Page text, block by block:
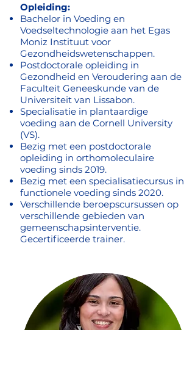
Opleiding:
Bachelor in Voeding en
Voedseltechnologie aan het Egas
Moniz Instituut voor
Gezondheidswetenschappen.
Postdoctorale opleiding in
Gezondheid en Veroudering aan de
Faculteit Geneeskunde van de
Universiteit van Lissabon.
Specialisatie in plantaardige
voeding aan de Cornell University
(VS).
Bezig met een postdoctorale
opleiding in orthomoleculaire
voeding sinds 2019.
Bezig met een specialisatiecursus in
functionele voeding sinds 2020.
Verschillende beroepscursussen op
verschillende gebieden van
gemeenschapsinterventie.
Gecertificeerde trainer.